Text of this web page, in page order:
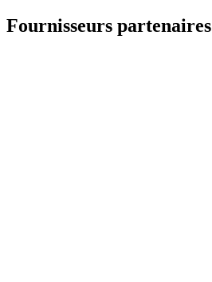
Fournisseurs partenaires